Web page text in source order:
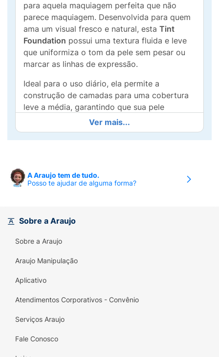
para aquela maquiagem perfeita que não
parece maquiagem. Desenvolvida para quem
ama um visual fresco e natural, esta Tint
Foundation possui uma textura fluida e leve
que uniformiza o tom da pele sem pesar ou
marcar as linhas de expressão.
Ideal para o uso diário, ela permite a
construção de camadas para uma cobertura
leve a média, garantindo que sua pele
continue respirando enquanto esconde
pequenas imperfeições. Com um acabamento
acetinado e toque seco, a linha Melu da Ruby
indispensável para o seu "no-makeup look",
deixando seu rosto com um aspecto
Principais Benefícios:
Efeito Pele Real:
rápida absorção.
Cobertura Construível:Permite ajustar a
mantém a pele com toque aveludado.
Ver mais...
A Araujo tem de tudo.
Posso te ajudar de alguma forma?
Sobre a Araujo
Sobre a Araujo
Araujo Manipulação
Aplicativo
Atendimentos Corporativos - Convênio
Serviços Araujo
Fale Conosco